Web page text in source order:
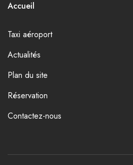
Accueil
Taxi aéroport
Actualités
Plan du site
Réservation
Contactez-nous